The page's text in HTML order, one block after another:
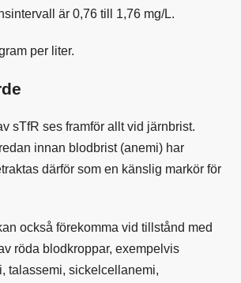
är 0,76 till 1,76 mg/L.
per liter.
sTfR ses framför allt vid järnbrist.
innan blodbrist (anemi) har
därför som en känslig markör för
också förekomma vid tillstånd med
röda blodkroppar, exempelvis
talassemi, sickelcellanemi,